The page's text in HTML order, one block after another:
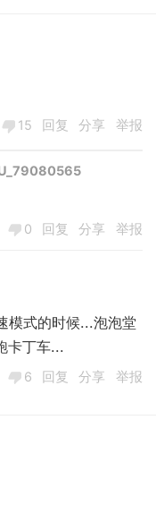
15 回复 分享 举报
0 回复 分享 举报
模式的时候...泡泡堂
卡丁车...
6 回复 分享 举报